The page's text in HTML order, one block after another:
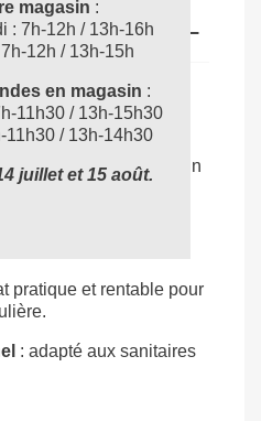
doux et résistant
et solidité pour un
pratique et rentable pour
: adapté aux sanitaires
magasin :
: 7h-12h / 13h-16h
12h / 13h-15h
en magasin :
11h30 / 13h-15h30
11h30 / 13h-14h30
juillet et 15 août.